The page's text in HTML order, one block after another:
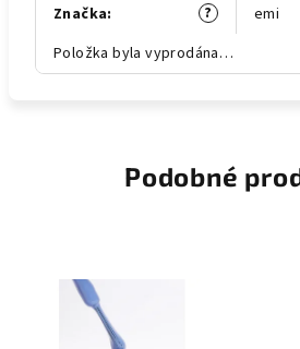
?
Značka:
emi
Položka byla vyprodána…
Podobné